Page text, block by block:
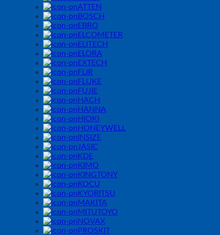
ATTEN
BOSCH
EBRO
ELCOMETER
ELITECH
ELORA
EXTECH
FLIR
FLUKE
FUJIE
HACH
HANNA
HIOKI
HONEYWELL
INSIZE
JASIC
KDE
KIMO
KINGTONY
KOCU
KYORITSU
MAKITA
MITUTOYO
NOVAX
PROSKIT